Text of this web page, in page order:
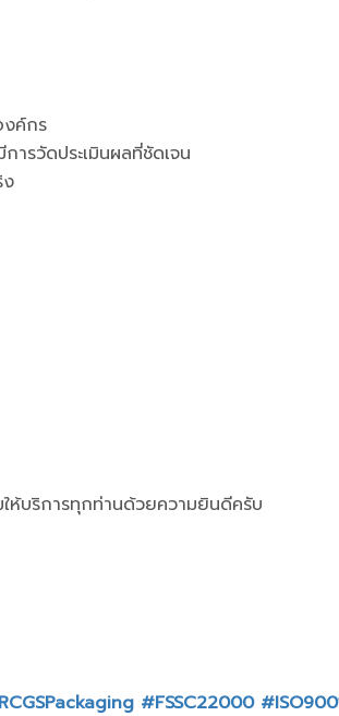
งค์กร
ารวัดประเมินผลที่ชัดเจน
ห้บริการทุกท่านด้วยความยินดีครับ
#FSSC22000